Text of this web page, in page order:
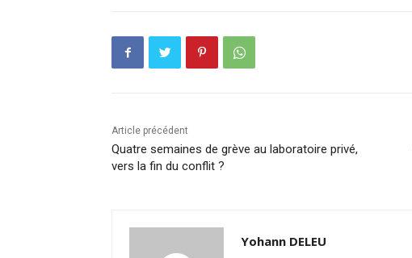
Article précédent
Quatre semaines de grève au laboratoire privé,
vers la fin du conflit ?
Yohann DELEU